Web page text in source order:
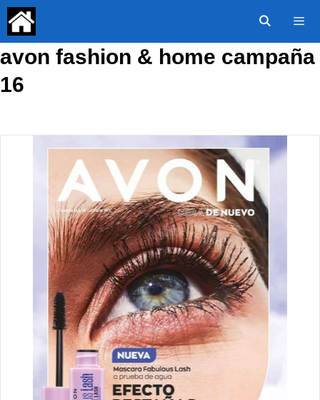
Saltar
contenido
Menú
avon fashion & home campaña
16